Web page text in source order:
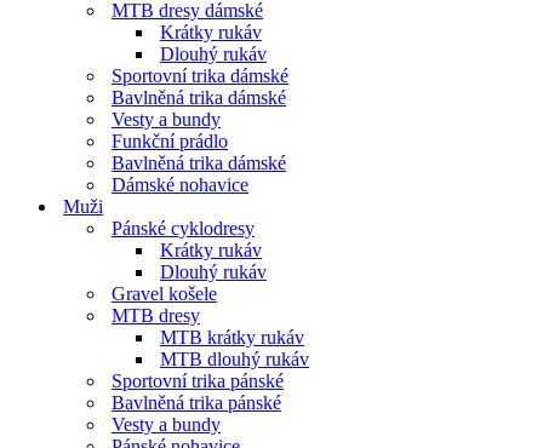
MTB dresy dámské
Krátky rukáv
Dlouhý rukáv
Sportovní trika dámské
Bavlněná trika dámské
Vesty a bundy
Funkční prádlo
Bavlněná trika dámské
Dámské nohavice
Muži
Pánské cyklodresy
Krátky rukáv
Dlouhý rukáv
Gravel košele
MTB dresy
MTB krátky rukáv
MTB dlouhý rukáv
Sportovní trika pánské
Bavlněná trika pánské
Vesty a bundy